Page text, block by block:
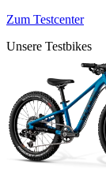
Zum Testcenter
Unsere Testbikes